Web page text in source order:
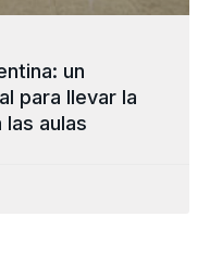
un
para llevar la
aulas